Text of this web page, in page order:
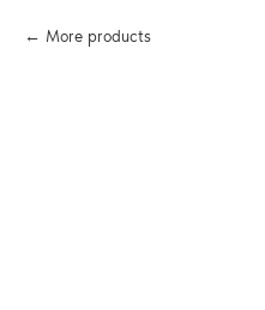
More products